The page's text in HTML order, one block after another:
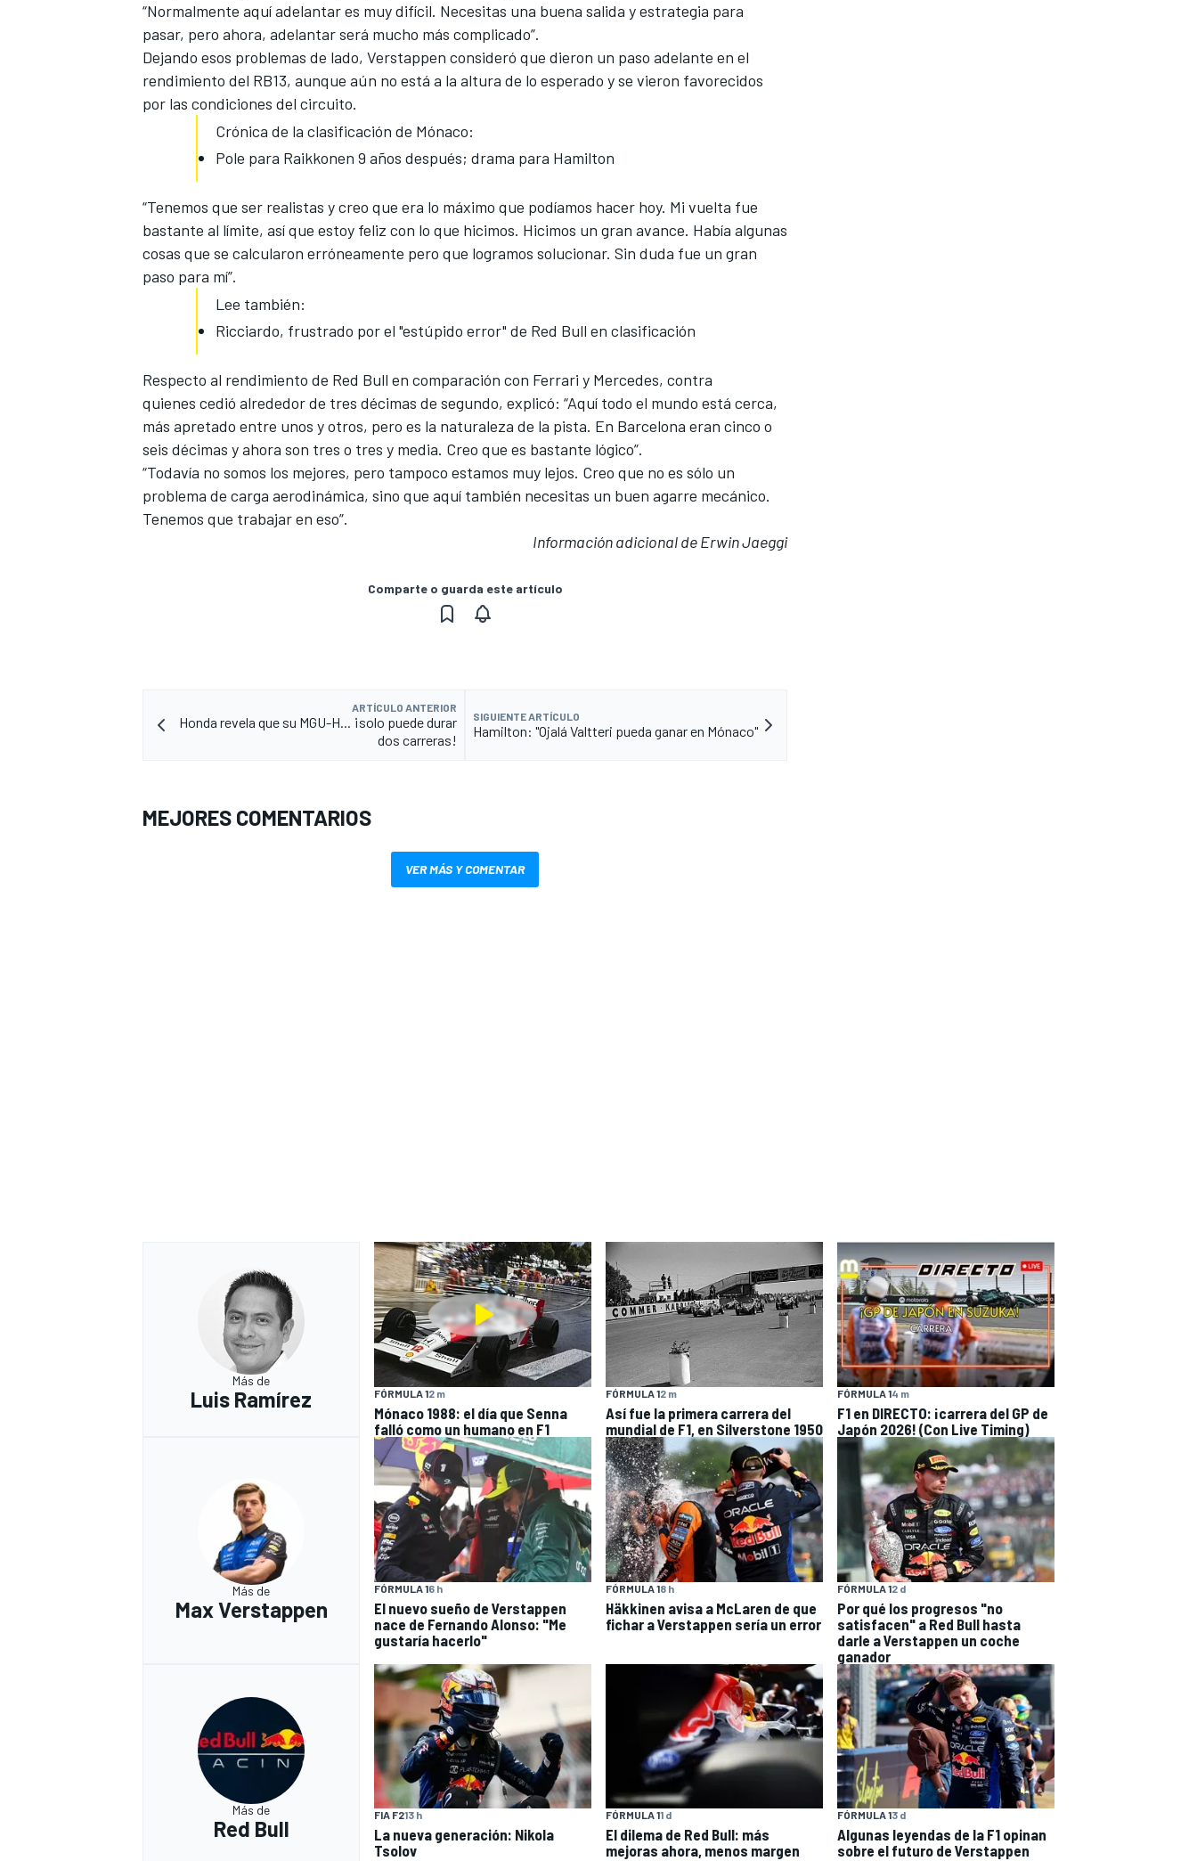
MÁS CATEGORÍAS
“Normalmente aquí adelantar es muy difícil. Necesitas una buena salida y estrategia para
pasar, pero ahora, adelantar será mucho más complicado”.
Dejando esos problemas de lado, Verstappen consideró que dieron un paso adelante en el
rendimiento del RB13, aunque aún no está a la altura de lo esperado y se vieron favorecidos
por las condiciones del circuito.
Crónica de la clasificación de Mónaco:
Pole para Raikkonen 9 años después; drama para Hamilton
“Tenemos que ser realistas y creo que era lo máximo que podíamos hacer hoy. Mi vuelta fue
bastante al límite, así que estoy feliz con lo que hicimos. Hicimos un gran avance. Había algunas
cosas que se calcularon erróneamente pero que logramos solucionar. Sin duda fue un gran
paso para mí”.
Lee también:
Ricciardo, frustrado por el "estúpido error" de Red Bull en clasificación
Respecto al rendimiento de Red Bull en comparación con Ferrari y Mercedes, contra
quienes cedió alrededor de tres décimas de segundo, explicó: “Aquí todo el mundo está cerca,
más apretado entre unos y otros, pero es la naturaleza de la pista. En Barcelona eran cinco o
seis décimas y ahora son tres o tres y media. Creo que es bastante lógico”.
“Todavía no somos los mejores, pero tampoco estamos muy lejos. Creo que no es sólo un
problema de carga aerodinámica, sino que aquí también necesitas un buen agarre mecánico.
Tenemos que trabajar en eso”.
Información adicional de Erwin Jaeggi
Comparte o guarda este artículo
ARTÍCULO ANTERIOR
Honda revela que su MGU-H... ¡solo puede durar
dos carreras!
SIGUIENTE ARTÍCULO
Hamilton: "Ojalá Valtteri pueda ganar en Mónaco"
MEJORES COMENTARIOS
VER MÁS Y COMENTAR
Más de
Luis Ramírez FÓRMULA 12 m
Mónaco 1988: el día que Senna
falló como un humano en F1
FÓRMULA 12 m
Así fue la primera carrera del
mundial de F1, en Silverstone 1950
FÓRMULA 14 m
F1 en DIRECTO: ¡carrera del GP de
Japón 2026! (Con Live Timing)
Más de
Max Verstappen
FÓRMULA 16 h
El nuevo sueño de Verstappen
nace de Fernando Alonso: "Me
gustaría hacerlo"
FÓRMULA 18 h
Häkkinen avisa a McLaren de que
fichar a Verstappen sería un error
FÓRMULA 12 d
Por qué los progresos "no
satisfacen" a Red Bull hasta
darle a Verstappen un coche
ganador
Más de
Red Bull
FIA F213 h
La nueva generación: Nikola
Tsolov
FÓRMULA 11 d
El dilema de Red Bull: más
mejoras ahora, menos margen
FÓRMULA 13 d
Algunas leyendas de la F1 opinan
sobre el futuro de Verstappen